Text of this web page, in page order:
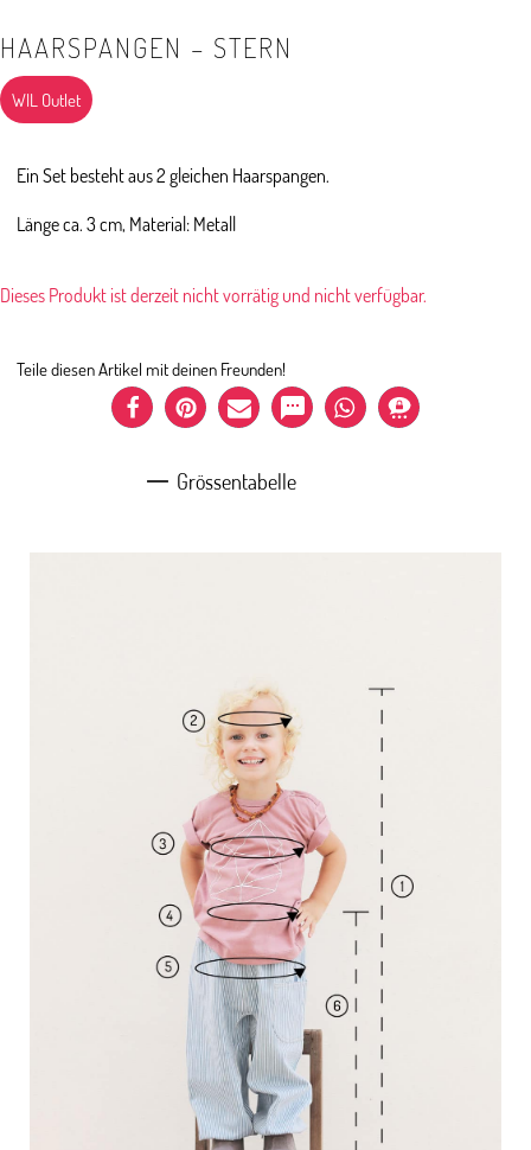
HAARSPANGEN – STERN
WIL Outlet
Ein Set besteht aus 2 gleichen Haarspangen.
Länge ca. 3 cm, Material: Metall
Dieses Produkt ist derzeit nicht vorrätig und nicht verfügbar.
Teile diesen Artikel mit deinen Freunden!
Grössentabelle